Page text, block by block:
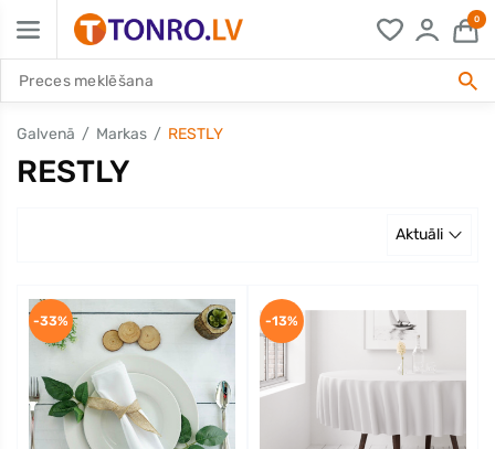
0
Galvenā Markas RESTLY
RESTLY
Aktuāli
-33% -13%